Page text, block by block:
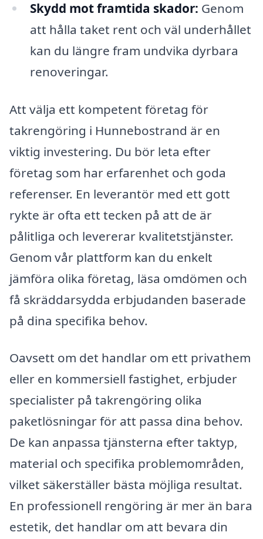
Skydd mot framtida skador: Genom
att hålla taket rent och väl underhållet
kan du längre fram undvika dyrbara
renoveringar.
Att välja ett kompetent företag för
takrengöring i Hunnebostrand är en
viktig investering. Du bör leta efter
företag som har erfarenhet och goda
referenser. En leverantör med ett gott
rykte är ofta ett tecken på att de är
pålitliga och levererar kvalitetstjänster.
Genom vår plattform kan du enkelt
jämföra olika företag, läsa omdömen och
få skräddarsydda erbjudanden baserade
på dina specifika behov.
Oavsett om det handlar om ett privathem
eller en kommersiell fastighet, erbjuder
specialister på takrengöring olika
paketlösningar för att passa dina behov.
De kan anpassa tjänsterna efter taktyp,
material och specifika problemområden,
vilket säkerställer bästa möjliga resultat.
En professionell rengöring är mer än bara
estetik, det handlar om att bevara din